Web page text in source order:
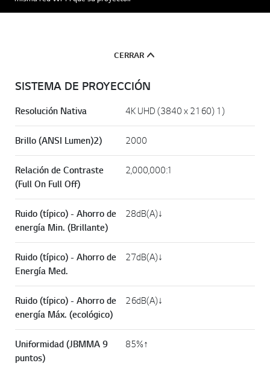
CERRAR
SISTEMA DE PROYECCIÓN
Resolución Nativa 4K UHD (3840 x 2160) 1)
Brillo (ANSI Lumen)2) 2000
Relación de Contraste
(Full On Full Off)
2,000,000:1
Ruido (típico) - Ahorro de
energía Min. (Brillante)
28dB(A)↓
Ruido (típico) - Ahorro de
Energía Med.
27dB(A)↓
Ruido (típico) - Ahorro de
energía Máx. (ecológico)
26dB(A)↓
Uniformidad (JBMMA 9
puntos)
85%↑